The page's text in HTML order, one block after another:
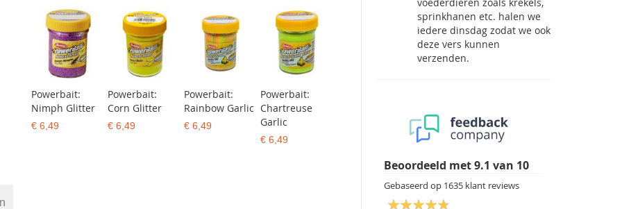
Powerbait:
Nimph Glitter
€ 6,49
Powerbait:
Corn Glitter
€ 6,49
Powerbait:
Rainbow Garlic
€ 6,49
Powerbait:
Chartreuse
Garlic
€ 6,49
sprinkhanen etc. halen we
iedere dinsdag zodat we ook
deze vers kunnen
verzenden.
Beoordeeld met9.1 van 10
Gebaseerd op 1635 klant reviews